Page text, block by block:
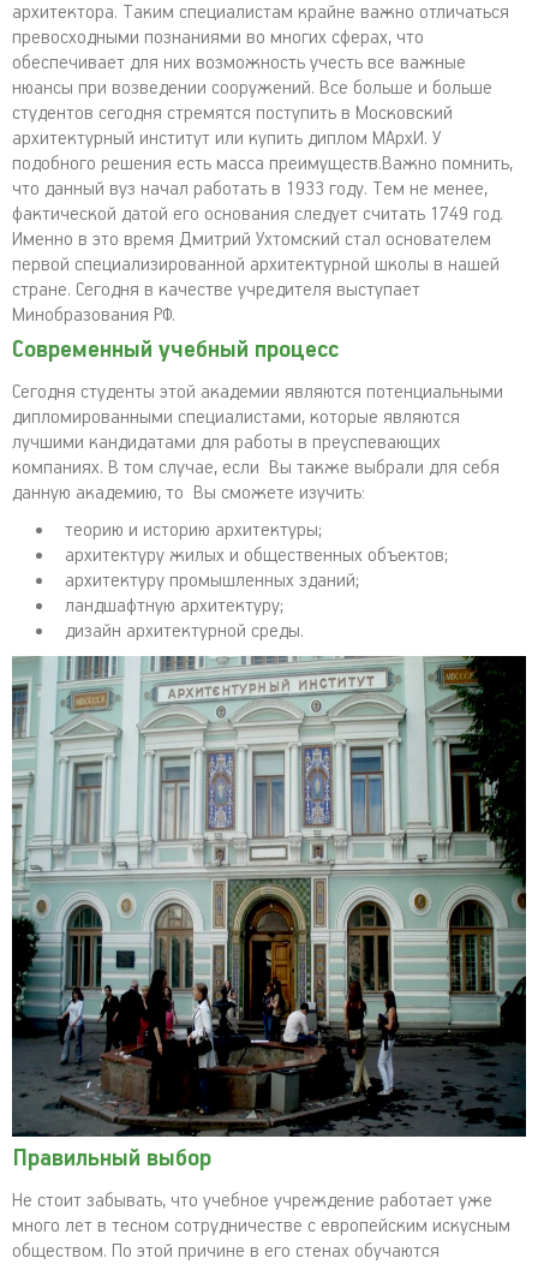
архитектора. Таким специалистам крайне важно отличаться
превосходными познаниями во многих сферах, что
обеспечивает для них возможность учесть все важные
нюансы при возведении сооружений. Все больше и больше
студентов сегодня стремятся поступить в Московский
архитектурный институт или купить диплом МАрхИ. У
подобного решения есть масса преимуществ.Важно помнить,
что данный вуз начал работать в 1933 году. Тем не менее,
фактической датой его основания следует считать 1749 год.
Именно в это время Дмитрий Ухтомский стал основателем
первой специализированной архитектурной школы в нашей
стране. Сегодня в качестве учредителя выступает
Минобразования РФ.
Современный учебный процесс
Сегодня студенты этой академии являются потенциальными
дипломированными специалистами, которые являются
лучшими кандидатами для работы в преуспевающих
компаниях. В том случае, если Вы также выбрали для себя
данную академию, то Вы сможете изучить:
теорию и историю архитектуры;
архитектуру жилых и общественных объектов;
архитектуру промышленных зданий;
ландшафтную архитектуру;
дизайн архитектурной среды.
Правильный выбор
Не стоит забывать, что учебное учреждение работает уже
много лет в тесном сотрудничестве с европейским искусным
обществом. По этой причине в его стенах обучаются